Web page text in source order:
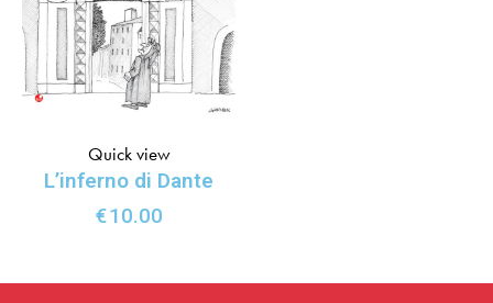
L’inferno di Dante
€10.00
Quick view